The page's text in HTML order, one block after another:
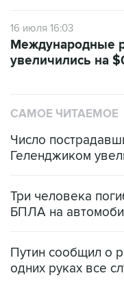
16 июля 16:03
Международные
увеличились на
САМОЕ ЧИТАЕМОЕ
Число
Геленджиком
Три человека
БПЛА на
Путин сообщил о
одних руках все